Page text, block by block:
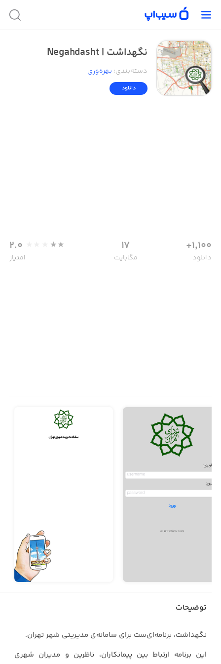
نگهداشت | Negahdasht
دسته‌بندی: بهره‌وری
دانلود
1,100+
دانلود
17
مگابایت
2.0
امتیاز
توضیحات
نگهداشت، برنامه‌ای‌ست برای سامانه‌ی مدیریتی شهر تهران.
این برنامه ارتباط بین پیمانکاران، ناظرین و مدیران شهری